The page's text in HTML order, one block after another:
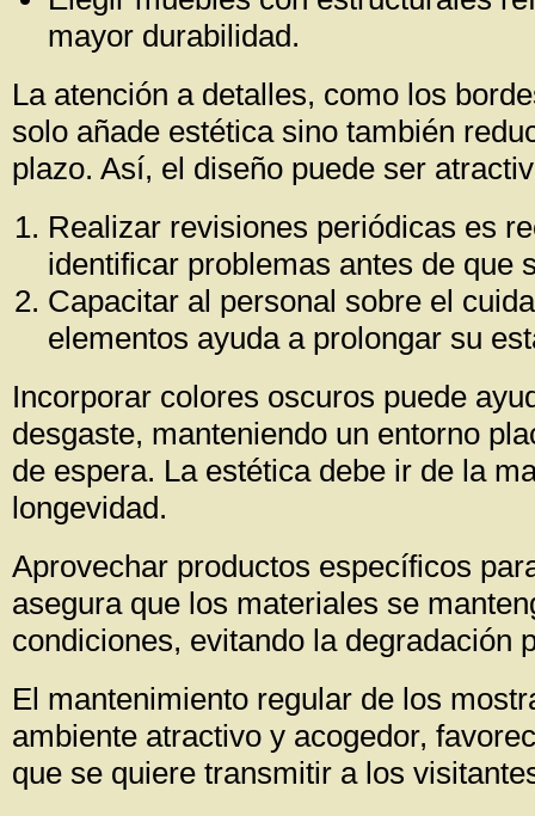
mayor durabilidad.
La atención a detalles, como los
solo añade estética sino también
plazo. Así, el diseño puede ser
Realizar revisiones periódicas es
identificar problemas antes de que
Capacitar al personal sobre el
elementos ayuda a prolongar su
Incorporar colores oscuros puede
desgaste, manteniendo un entorno
de espera. La estética debe ir de la
longevidad.
Aprovechar productos específicos
asegura que los materiales se
condiciones, evitando la degradación
El mantenimiento regular de los
ambiente atractivo y acogedor,
que se quiere transmitir a los